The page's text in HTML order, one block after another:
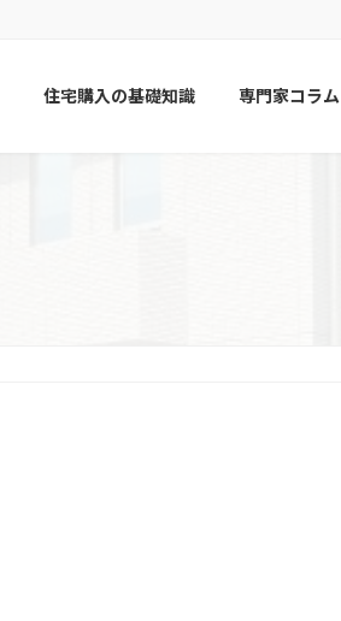
住宅購入の基礎知識 専門家コラム